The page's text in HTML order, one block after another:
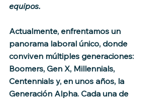
equipos.
Actualmente, enfrentamos un
panorama laboral único, donde
conviven múltiples generaciones:
Boomers, Gen X, Millennials,
Centennials y, en unos años, la
Generación Alpha. Cada una de